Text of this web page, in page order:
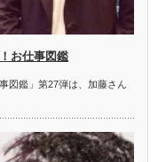
お仕事図鑑
図鑑」第27弾は、加藤さん